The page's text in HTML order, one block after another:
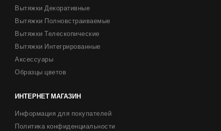
UA
Вытяжки Декоративные
Вытяжки Полновстраиваемые
Вытяжки Телескопические
Вытяжки Интегрированные
Аксессуары
Образцы цветов
ИНТЕРНЕТ МАГАЗИН
Информация для покупателей
Политика конфиденциальности